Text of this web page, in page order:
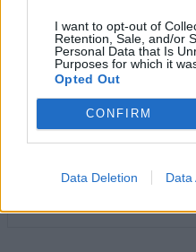
I want to opt-out of
Retention, Sale, and/or
Personal Data that Is
Purposes for which it
Opted Out
CONFIRM
Data Deletion Data
Bitte geben Sie hier Ihren
Sie haben eine falsche E-Mail-
Bitte geben Sie hier Ihre E-Mail-